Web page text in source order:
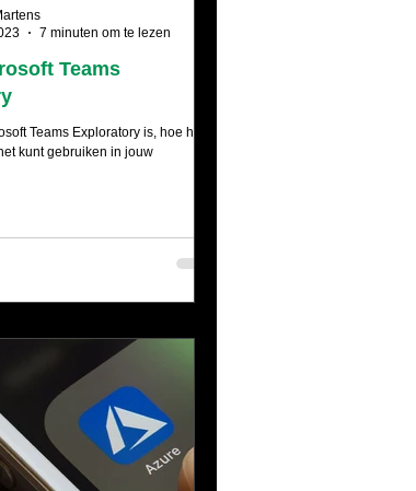
Teams
Teams Exploratory is, hoe het
kunt gebruiken in jouw
7 minuten om te lezen